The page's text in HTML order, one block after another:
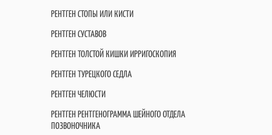
РЕНТГЕН СТОПЫ ИЛИ КИСТИ
РЕНТГЕН СУСТАВОВ
РЕНТГЕН ТОЛСТОЙ КИШКИ ИРРИГОСКОПИЯ
РЕНТГЕН ТУРЕЦКОГО СЕДЛА
РЕНТГЕН ЧЕЛЮСТИ
РЕНТГЕН РЕНТГЕНОГРАММА ШЕЙНОГО ОТДЕЛА
ПОЗВОНОЧНИКА